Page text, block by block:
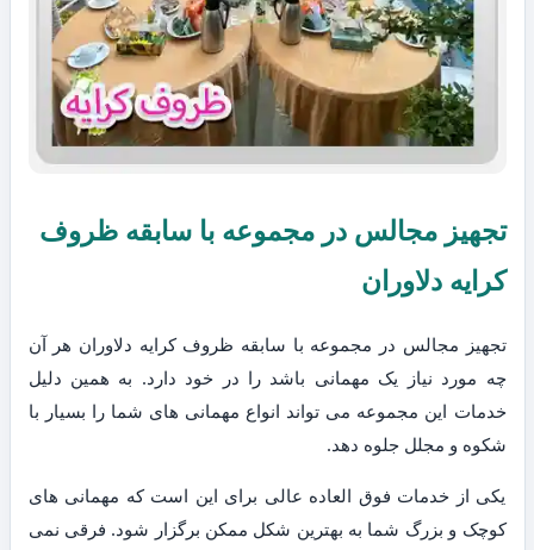
تجهیز مجالس در مجموعه با سابقه ظروف
کرایه دلاوران
تجهیز مجالس در مجموعه با سابقه ظروف کرایه دلاوران هر آن
چه مورد نیاز یک مهمانی باشد را در خود دارد. به همین دلیل
خدمات این مجموعه می تواند انواع مهمانی های شما را بسیار با
شکوه و مجلل جلوه دهد.
یکی از خدمات فوق العاده عالی برای این است که مهمانی های
کوچک و بزرگ شما به بهترین شکل ممکن برگزار شود. فرقی نمی